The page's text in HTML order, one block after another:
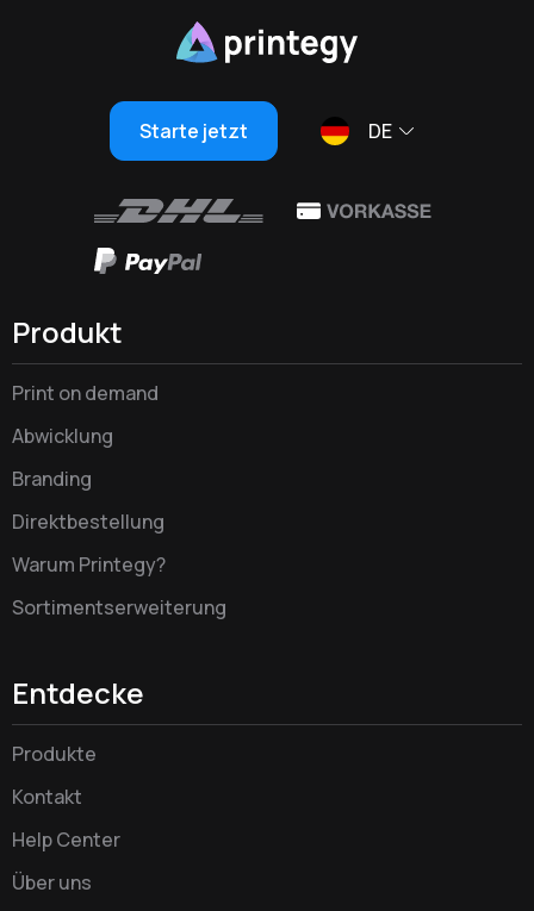
Starte jetzt DE
Produkt
Print on demand
Abwicklung
Branding
Direktbestellung
Warum Printegy?
Sortimentserweiterung
Entdecke
Produkte
Kontakt
Help Center
Über uns